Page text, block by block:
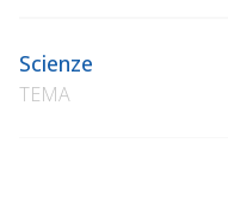
Scienze
TEMA